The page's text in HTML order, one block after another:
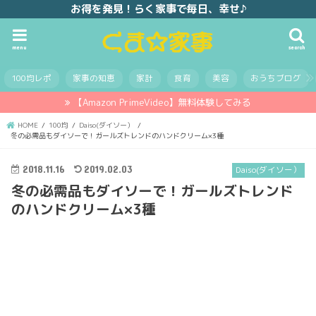
お得を発見！らく家事で毎日、幸せ♪
search
menu
100均レポ 家事の知恵 家計 食育 美容 おうちブログ
【Amazon PrimeVideo】無料体験してみる
HOME 100均
Daiso(ダイソー）
冬の必需品もダイソーで！ガールズトレンドのハンドクリーム×3種
Daiso(ダイソー）
2018.11.16 2019.02.03
冬の必需品もダイソーで！ガールズトレンド
のハンドクリーム×3種